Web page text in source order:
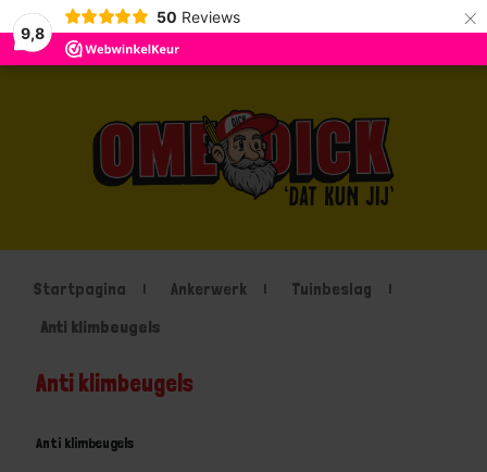
9,8
50 Reviews ×
Startpagina Ankerwerk
Tuinbeslag
Anti klimbeugels
Anti klimbeugels
Anti klimbeugels